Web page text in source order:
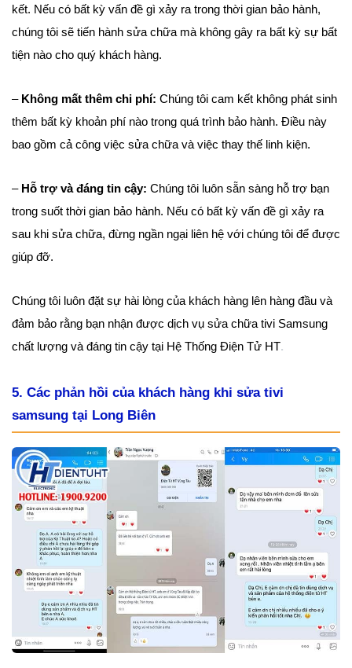
kết. Nếu có bất kỳ vấn đề gì xảy ra trong thời gian bảo hành,
chúng tôi sẽ tiến hành sửa chữa mà không gây ra bất kỳ sự bất
tiện nào cho quý khách hàng.
– Không mất thêm chi phí: Chúng tôi cam kết không phát sinh
thêm bất kỳ khoản phí nào trong quá trình bảo hành. Điều này
bao gồm cả công việc sửa chữa và việc thay thế linh kiện.
– Hỗ trợ và đáng tin cậy: Chúng tôi luôn sẵn sàng hỗ trợ bạn
trong suốt thời gian bảo hành. Nếu có bất kỳ vấn đề gì xảy ra
sau khi sửa chữa, đừng ngần ngại liên hệ với chúng tôi để được
giúp đỡ.
Chúng tôi luôn đặt sự hài lòng của khách hàng lên hàng đầu và
đảm bảo rằng bạn nhận được dịch vụ sửa chữa tivi Samsung
chất lượng và đáng tin cậy tại Hệ Thống Điện Tử HT.
5. Các phản hồi của khách hàng khi sửa tivi
samsung tại Long Biên